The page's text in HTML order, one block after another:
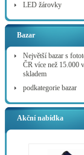
LED žárovky
Bazar
Největší bazar s
ČR více než 15.000
skladem
podkategorie bazar
Akční nabídka